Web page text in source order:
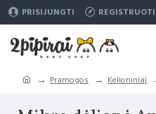
PRISIJUNGTI
Pramogos Kelioniniai